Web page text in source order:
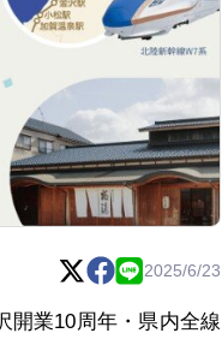
2025/6/23
開業10周年・県内全線